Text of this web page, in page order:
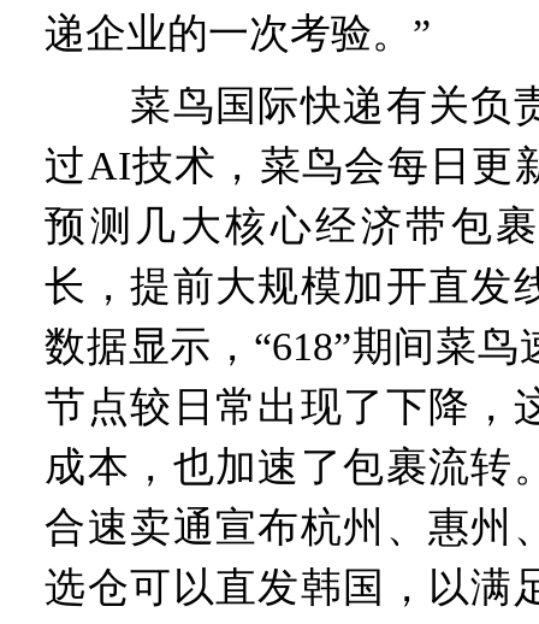
递企业的一次考验。”
菜鸟国际快递有关负
过AI技术，菜鸟会每日更
预测几大核心经济带包
长，提前大规模加开直发
数据显示，“618”期间菜
节点较日常出现了下降，
成本，也加速了包裹流转
合速卖通宣布杭州、惠州
选仓可以直发韩国，以满